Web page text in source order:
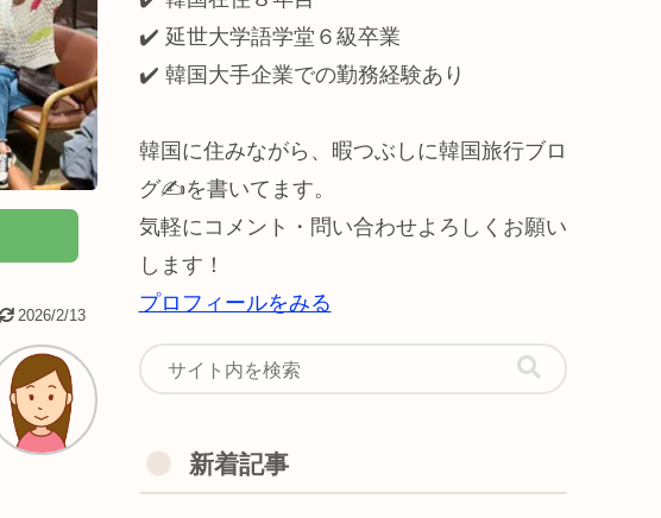
2026/2/13
✔️ 延世大学語学堂６級卒業
✔️ 韓国大手企業での勤務経験あり
韓国に住みながら、暇つぶしに韓国旅行ブロ
グ✍️を書いてます。
気軽にコメント・問い合わせよろしくお願い
します！
プロフィールをみる
新着記事